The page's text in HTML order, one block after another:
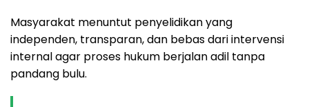
Masyarakat menuntut penyelidikan yang
independen, transparan, dan bebas dari intervensi
internal agar proses hukum berjalan adil tanpa
pandang bulu.